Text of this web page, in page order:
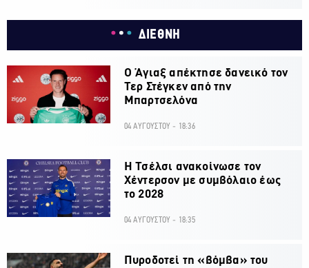
ΔΙΕΘΝΗ
Ο Άγιαξ απέκτησε δανεικό τον
Τερ Στέγκεν από την
Μπαρτσελόνα
04 ΑΥΓΟΥΣΤΟΥ - 18:36
H Τσέλσι ανακοίνωσε τον
Χέντερσον με συμβόλαιο έως
το 2028
04 ΑΥΓΟΥΣΤΟΥ - 18:35
Πυροδοτεί τη «βόμβα» του